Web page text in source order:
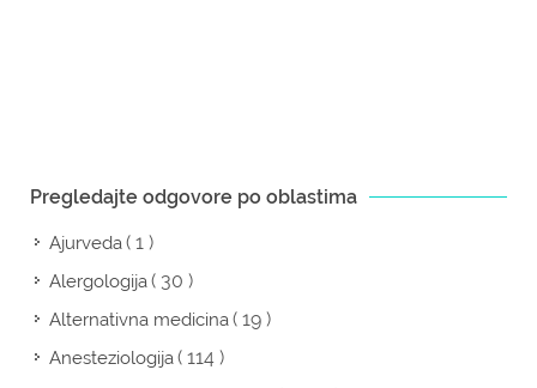
Pregledajte odgovore po oblastima
Ajurveda( 1 )
Alergologija( 30 )
Alternativna medicina( 19 )
Anesteziologija( 114 )